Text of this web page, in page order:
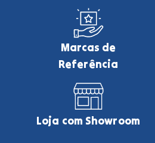
Marcas de
Referência
Loja com Showroom